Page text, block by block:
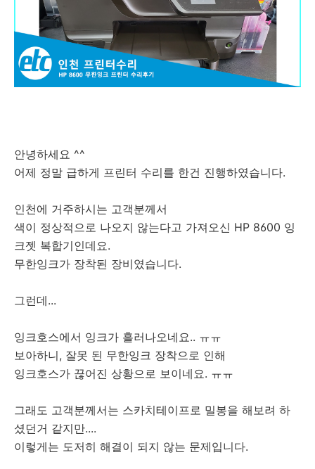
안녕하세요 ^^
어제 정말 급하게 프린터 수리를 한건 진행하였습니다.
인천에 거주하시는 고객분께서
색이 정상적으로 나오지 않는다고 가져오신 HP 8600 잉
크젯 복합기인데요.
무한잉크가 장착된 장비였습니다.
그런데...
잉크호스에서 잉크가 흘러나오네요.. ㅠㅠ
보아하니, 잘못 된 무한잉크 장착으로 인해
잉크호스가 끊어진 상황으로 보이네요. ㅠㅠ
그래도 고객분께서는 스카치테이프로 밀봉을 해보려 하
셨던거 같지만....
이렇게는 도저히 해결이 되지 않는 문제입니다.